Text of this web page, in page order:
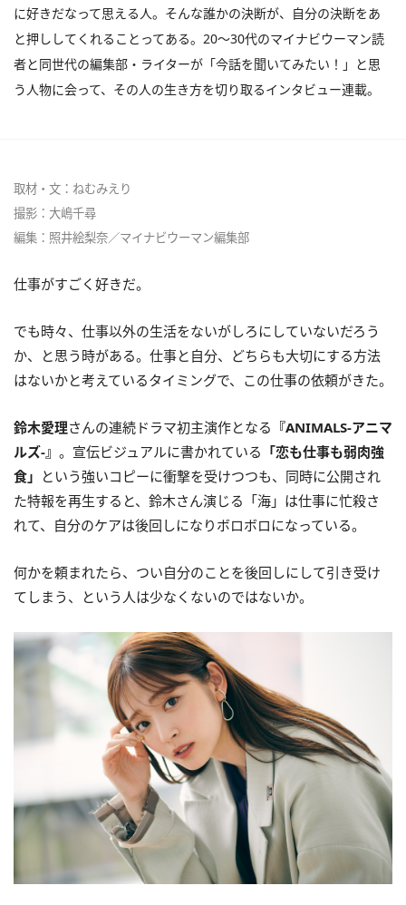
に好きだなって思える人。そんな誰かの決断が、自分の決断をあ
と押ししてくれることってある。20～30代のマイナビウーマン読
者と同世代の編集部・ライターが「今話を聞いてみたい！」と思
う人物に会って、その人の生き方を切り取るインタビュー連載。
取材・文：ねむみえり
撮影：大嶋千尋
編集：照井絵梨奈／マイナビウーマン編集部
仕事がすごく好きだ。
でも時々、仕事以外の生活をないがしろにしていないだろう
か、と思う時がある。仕事と自分、どちらも大切にする方法
はないかと考えているタイミングで、この仕事の依頼がきた。
鈴木愛理さんの連続ドラマ初主演作となる 『ANIMALS-アニマ
ルズ-』 。宣伝ビジュアルに書かれている 「恋も仕事も弱肉強
食」 という強いコピーに衝撃を受けつつも、同時に公開され
た特報を再生すると、鈴木さん演じる「海」は仕事に忙殺さ
れて、自分のケアは後回しになりボロボロになっている。
何かを頼まれたら、つい自分のことを後回しにして引き受け
てしまう、という人は少なくないのではないか。